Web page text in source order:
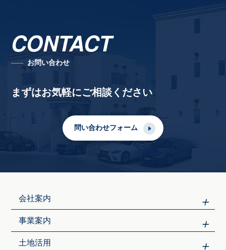
CONTACT
お問い合わせ
まずはお気軽にご相談ください
問い合わせフォーム
会社案内
事業案内
土地活用